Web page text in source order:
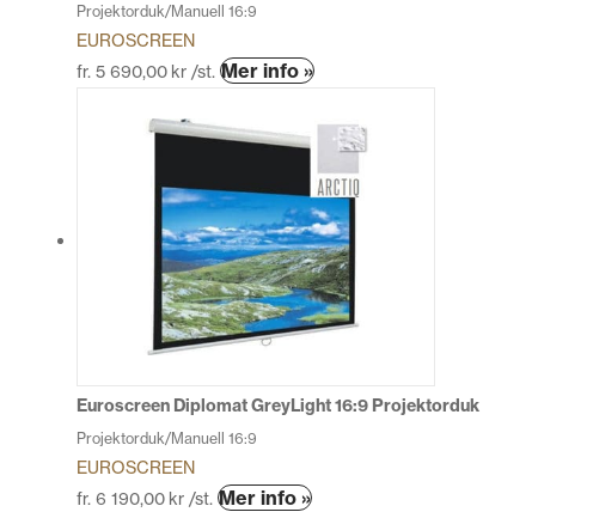
Projektorduk/Manuell 16:9
EUROSCREEN
fr. 5 690,00 kr /st. Mer info »Den
produkten
flera
varianter.
De
olika
alternativen
kan
produktsidan
Euroscreen Diplomat GreyLight 16:9 Projektorduk
Projektorduk/Manuell 16:9
EUROSCREEN
fr. 6 190,00 kr /st. Mer info »Den